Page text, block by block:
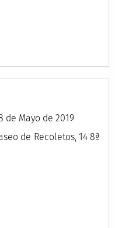
de Mayo de 2019
de Recoletos, 14 8ª